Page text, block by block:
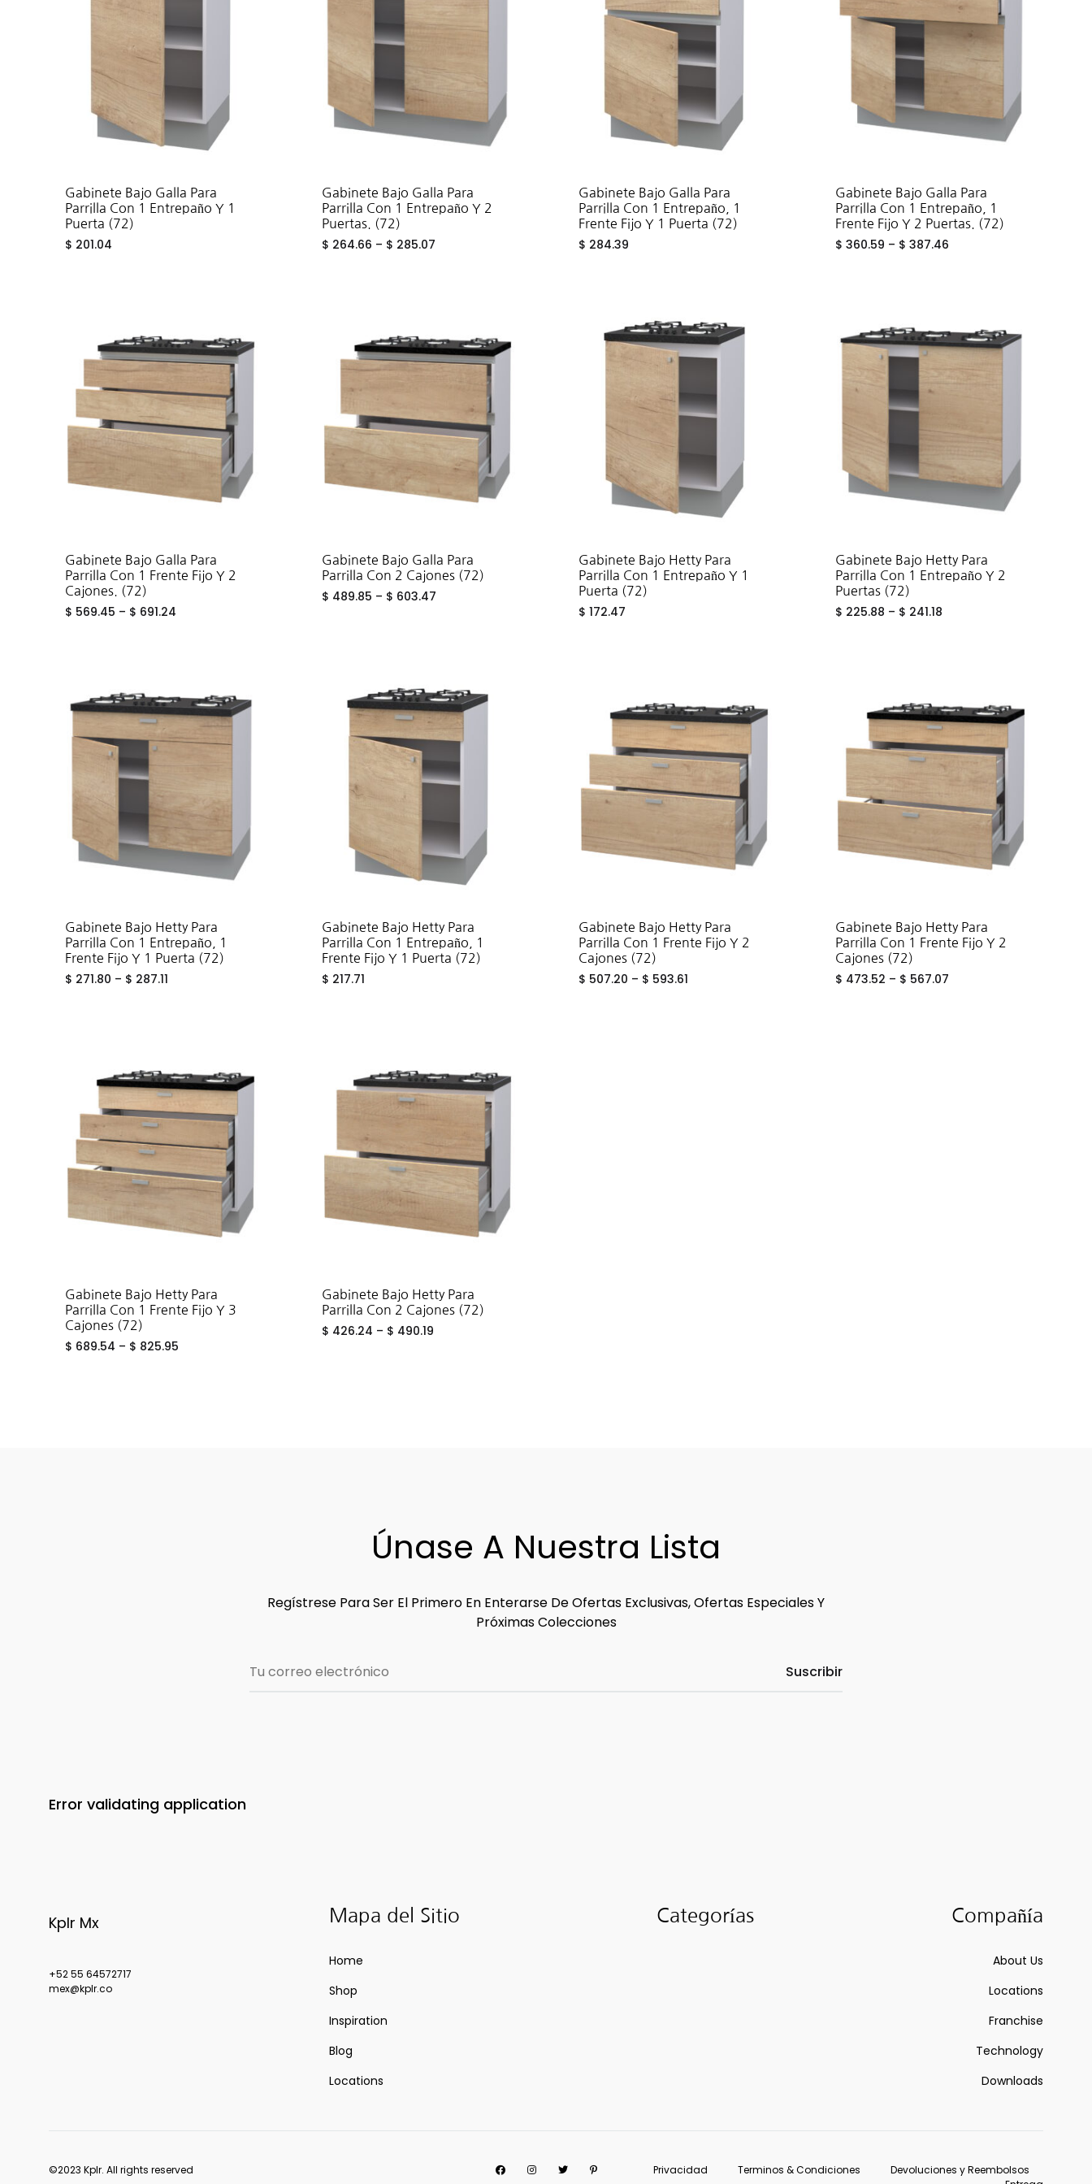
SALA DE ESTAR
Muebles Para Televisión
Gabinete Bajo Galla Para
Parrilla Con 1 Entrepaño Y 1
Puerta (72)
$ 201.04
Gabinete Bajo Galla Para
Parrilla Con 1 Entrepaño Y 2
Puertas. (72)
$ 264.66 – $ 285.07
Gabinete Bajo Galla Para
Parrilla Con 1 Entrepaño, 1
Frente Fijo Y 1 Puerta (72)
$ 284.39
Gabinete Bajo Galla Para
Parrilla Con 1 Entrepaño, 1
Frente Fijo Y 2 Puertas. (72)
$ 360.59 – $ 387.46
Gabinete Bajo Galla Para
Parrilla Con 1 Frente Fijo Y 2
Cajones. (72)
$ 569.45 – $ 691.24
Gabinete Bajo Galla Para
Parrilla Con 2 Cajones (72)
$ 489.85 – $ 603.47
Gabinete Bajo Hetty Para
Parrilla Con 1 Entrepaño Y 1
Puerta (72)
$ 172.47
Gabinete Bajo Hetty Para
Parrilla Con 1 Entrepaño Y 2
Puertas (72)
$ 225.88 – $ 241.18
Gabinete Bajo Hetty Para
Parrilla Con 1 Entrepaño, 1
Frente Fijo Y 1 Puerta (72)
$ 271.80 – $ 287.11
Gabinete Bajo Hetty Para
Parrilla Con 1 Entrepaño, 1
Frente Fijo Y 1 Puerta (72)
$ 217.71
Gabinete Bajo Hetty Para
Parrilla Con 1 Frente Fijo Y 2
Cajones (72)
$ 507.20 – $ 593.61
Gabinete Bajo Hetty Para
Parrilla Con 1 Frente Fijo Y 2
Cajones (72)
$ 473.52 – $ 567.07
Gabinete Bajo Hetty Para
Parrilla Con 1 Frente Fijo Y 3
Cajones (72)
$ 689.54 – $ 825.95
Gabinete Bajo Hetty Para
Parrilla Con 2 Cajones (72)
$ 426.24 – $ 490.19
Únase A Nuestra Lista
Regístrese Para Ser El Primero En Enterarse De Ofertas Exclusivas, Ofertas Especiales Y
Próximas Colecciones
Error validating application
Kplr Mx
+52 55 64572717
mex@kplr.co
Mapa del Sitio
Home
Shop
Inspiration
Blog
Locations
Categorías Compañía
About Us
Locations
Franchise
Technology
Downloads
©2023 Kplr. All rights reserved FacebookInstagramTwitterPinterest Privacidad Terminos & Condiciones
Devoluciones y Reembolsos